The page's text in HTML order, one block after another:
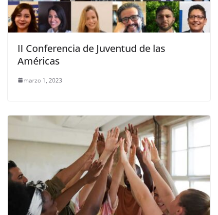
II Conferencia de Juventud de las
Américas
marzo 1, 2023